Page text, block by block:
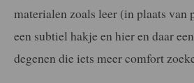
materialen zoals leer (in plaats van
een subtiel hakje en hier en daar
degenen die iets meer comfort